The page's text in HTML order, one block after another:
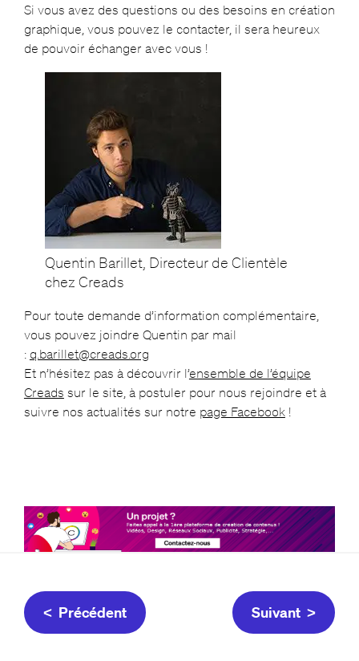
Si vous avez des questions ou des besoins en création
graphique, vous pouvez le contacter, il sera heureux
de pouvoir échanger avec vous !
Quentin Barillet, Directeur de Clientèle
chez Creads
Pour toute demande d’information complémentaire,
vous pouvez joindre Quentin par mail
: q.barillet@creads.org
Et n’hésitez pas à découvrir l’ensemble de l’équipe
Creads sur le site, à postuler pour nous rejoindre et à
suivre nos actualités sur notre page Facebook!
< Précédent Suivant >